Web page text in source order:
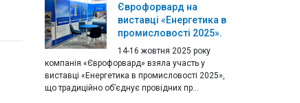
Єврофорвард на
виставці «Енергетика в
промисловості 2025».
14-16 жовтня 2025 року
компанія «Єврофорвард» взяла участь у
виставці «Енергетика в промисловості 2025»,
що традиційно об’єднує провідних пр...